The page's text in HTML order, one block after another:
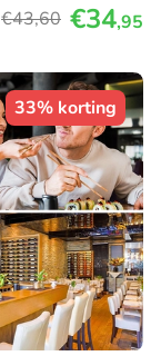
€43,60 €34,95
33% korting